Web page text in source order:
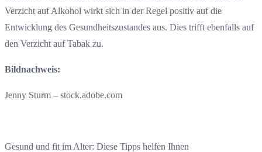
Verzicht auf Alkohol wirkt sich in der Regel positiv auf die
Entwicklung des Gesundheitszustandes aus. Dies trifft ebenfalls auf
den Verzicht auf Tabak zu.
Bildnachweis:
Jenny Sturm – stock.adobe.com
Gesund und fit im Alter: Diese Tipps helfen Ihnen